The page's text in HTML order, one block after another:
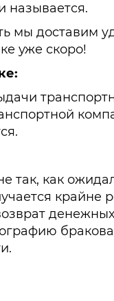
называется.
доставим
уже скоро!
так, как